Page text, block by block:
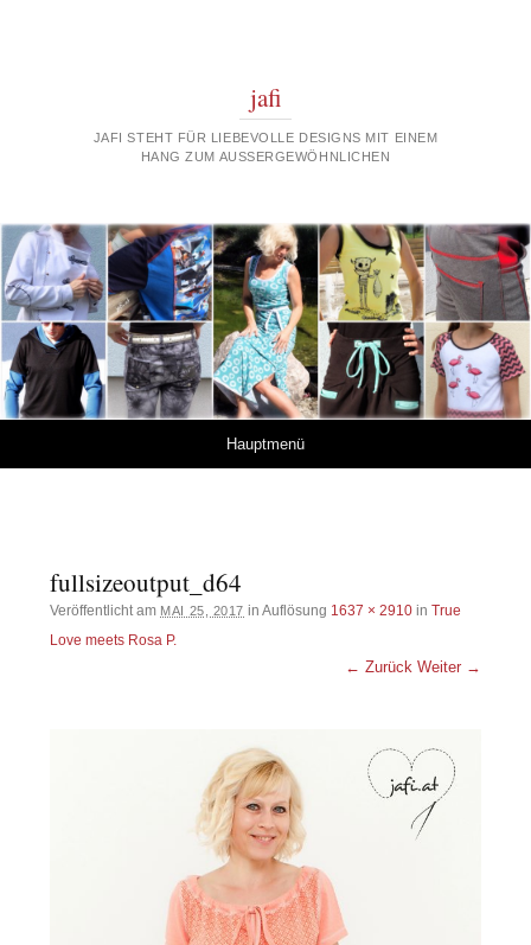
jafi
JAFI STEHT FÜR LIEBEVOLLE DESIGNS MIT EINEM
HANG ZUM AUSSERGEWÖHNLICHEN
Hauptmenü
fullsizeoutput_d64
Veröffentlicht am MAI 25, 2017 in Auflösung 1637 × 2910 in True
Love meets Rosa P.
← Zurück Weiter →